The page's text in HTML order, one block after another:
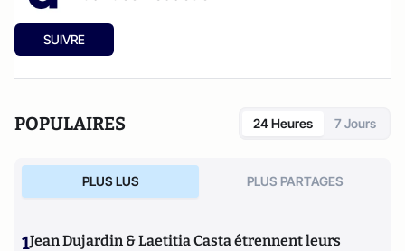
SUIVRE
POPULAIRES 24 Heures 7 Jours
PLUS LUS PLUS PARTAGES
1Jean Dujardin & Laetitia Casta étrennent leurs